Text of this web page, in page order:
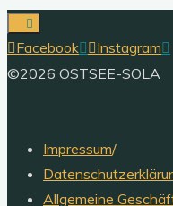
Facebook
Instagram
©2026 OSTSEE-SOLA
Impressum/
Allgemeine